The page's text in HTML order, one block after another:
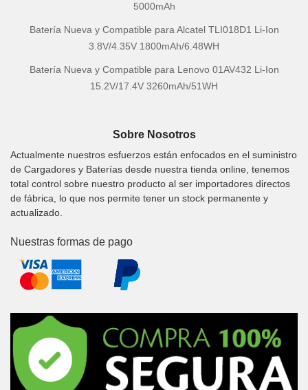
5000mAh
Batería Nueva y Compatible para Alcatel TLI018D1 Li-Ion
3.8V/4.35V 1800mAh/6.48WH
Batería Nueva y Compatible para Lenovo 01AV432 Li-Ion
15.2V/17.4V 3260mAh/51WH
Sobre Nosotros
Actualmente nuestros esfuerzos están enfocados en el suministro
de Cargadores y Baterías desde nuestra tienda online, tenemos
total control sobre nuestro producto al ser importadores directos
de fábrica, lo que nos permite tener un stock permanente y
actualizado.
Nuestras formas de pago